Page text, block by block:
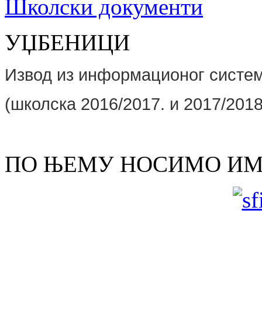
Школски документи
УЏБЕНИЦИ
Извод из информационог
(школскa 2016/2017. и 2017/
ПО ЊЕМУ НОСИМО